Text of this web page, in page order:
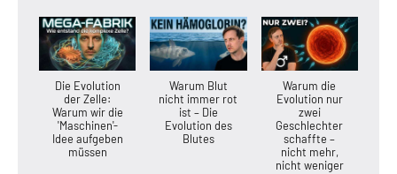
Die Evolution
der Zelle:
Warum wir die
'Maschinen'-
Idee aufgeben
müssen
Warum Blut
nicht immer rot
ist – Die
Evolution des
Blutes
Warum die
Evolution nur
zwei
Geschlechter
schaffte –
nicht mehr,
nicht weniger